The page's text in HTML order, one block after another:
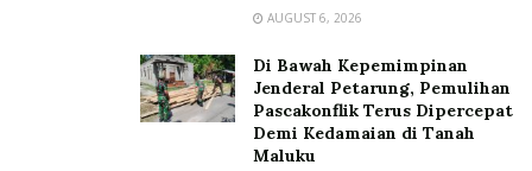
AUGUST 6, 2026
Di Bawah Kepemimpinan
Jenderal Petarung, Pemulihan
Pascakonflik Terus Dipercepat
Demi Kedamaian di Tanah
Maluku